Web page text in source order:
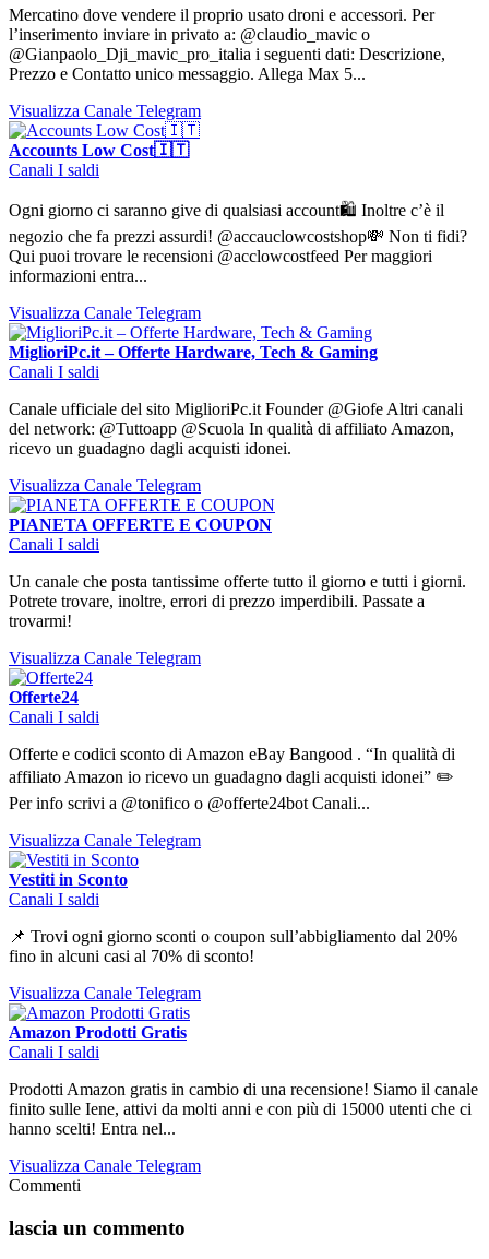
Mercatino dove vendere il proprio usato droni e accessori. Per
l’inserimento inviare in privato a: @claudio_mavic o
@Gianpaolo_Dji_mavic_pro_italia i seguenti dati: Descrizione,
Prezzo e Contatto unico messaggio. Allega Max 5...
Visualizza Canale Telegram
Accounts Low Cost🇮🇹
Canali I saldi
Ogni giorno ci saranno give di qualsiasi account🛍 Inoltre c’è il
negozio che fa prezzi assurdi! @accauclowcostshop💸 Non ti fidi?
Qui puoi trovare le recensioni @acclowcostfeed Per maggiori
informazioni entra...
Visualizza Canale Telegram
MiglioriPc.it – Offerte Hardware, Tech & Gaming
Canali I saldi
Canale ufficiale del sito MiglioriPc.it Founder @Giofe Altri canali
del network: @Tuttoapp @Scuola In qualità di affiliato Amazon,
ricevo un guadagno dagli acquisti idonei.
Visualizza Canale Telegram
PIANETA OFFERTE E COUPON
Canali I saldi
Un canale che posta tantissime offerte tutto il giorno e tutti i giorni.
Potrete trovare, inoltre, errori di prezzo imperdibili. Passate a
trovarmi!
Visualizza Canale Telegram
Offerte24
Canali I saldi
Offerte e codici sconto di Amazon eBay Bangood . “In qualità di
affiliato Amazon io ricevo un guadagno dagli acquisti idonei” ✏️
Per info scrivi a @tonifico o @offerte24bot Canali...
Visualizza Canale Telegram
Vestiti in Sconto
Canali I saldi
📌 Trovi ogni giorno sconti o coupon sull’abbigliamento dal 20%
fino in alcuni casi al 70% di sconto!
Visualizza Canale Telegram
Amazon Prodotti Gratis
Canali I saldi
Prodotti Amazon gratis in cambio di una recensione! Siamo il canale
finito sulle Iene, attivi da molti anni e con più di 15000 utenti che ci
hanno scelti! Entra nel...
Visualizza Canale Telegram
Commenti
lascia un commento